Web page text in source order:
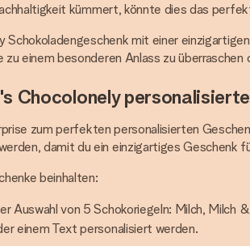
kümmert, könnte dies das
Schokoladengeschenk mit einer
einem besonderen Anlass zu
Chocolonely
zum perfekten personalisierten
damit du ein einzigartiges Geschenk
beinhalten:
Auswahl von 5 Schokoriegeln: Milch,
einem Text personalisiert werden.